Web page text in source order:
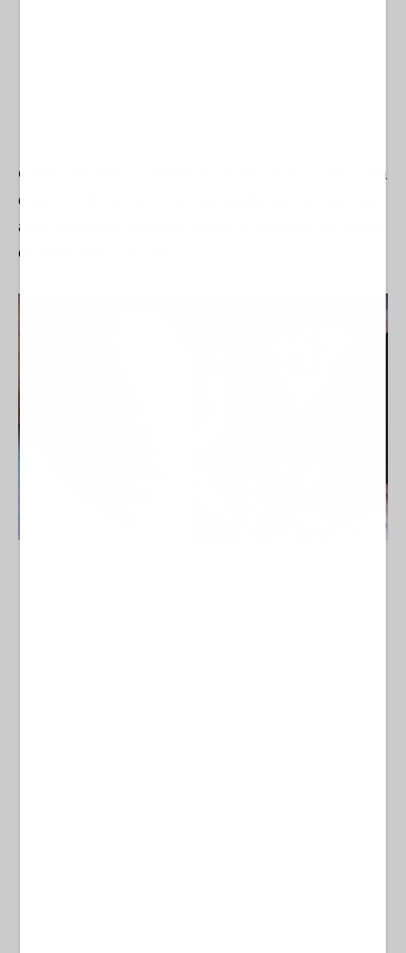
Cada primavera y otoño, la ciudad actúa como una
estación de servicio indispensable donde muchas
aves repostan energías antes o después de cruzar
el continente o el mar.